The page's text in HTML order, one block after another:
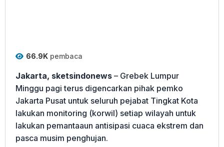
66.9K pembaca
Jakarta, sketsindonews – Grebek Lumpur
Minggu pagi terus digencarkan pihak pemko
Jakarta Pusat untuk seluruh pejabat Tingkat Kota
lakukan monitoring (korwil) setiap wilayah untuk
lakukan pemantaaun antisipasi cuaca ekstrem dan
pasca musim penghujan.